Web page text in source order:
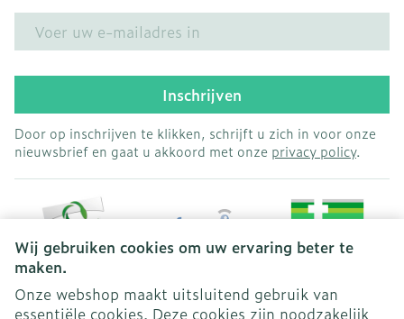
Wij gebruiken cookies om uw ervaring beter te
maken.
Onze webshop maakt uitsluitend gebruik van
essentiële cookies. Deze cookies zijn noodzakelijk
Inschrijven
Door op inschrijven te klikken, schrijft u zich in voor onze
nieuwsbrief en gaat u akkoord met onze privacy policy.